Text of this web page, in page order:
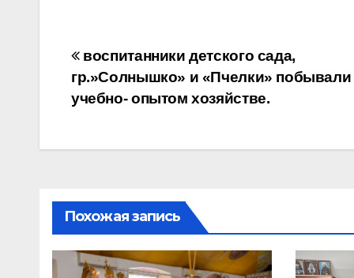
Навигация
по
воспитанники детского сада,
гр.»Солнышко» и «Пчелки» побывали
учебно- опытом хозяйстве.
Похожая запись